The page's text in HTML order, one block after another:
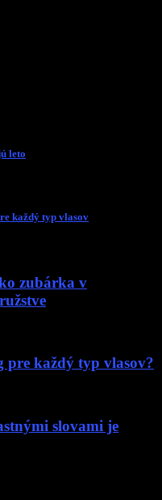
leto
každý typ vlasov
zubárka v
každý typ vlasov?
slovami je